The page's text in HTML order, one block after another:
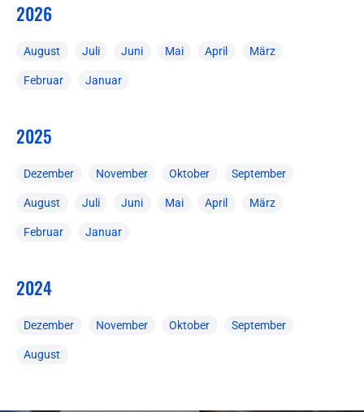
2026
August Juli Juni Mai April März
Februar Januar
2025
Dezember November Oktober September
August Juli Juni Mai April März
Februar Januar
2024
Dezember November Oktober September
August